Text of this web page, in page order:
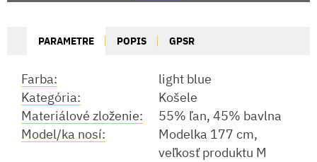
PARAMETRE POPIS GPSR
Farba:
light blue
Kategória:
Košele
Materiálové zloženie:
55% ľan, 45% bavlna
Model/ka nosí:
Modelka 177 cm,
veľkosť produktu M